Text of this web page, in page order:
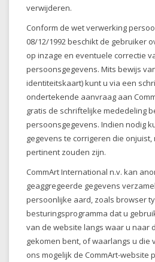
verwijderen.
Conform de wet verwerking
08/12/1992 beschikt de gebruiker
op inzage en eventuele correctie
persoonsgegevens. Mits bewijs
identiteitskaart) kunt u via een
ondertekende aanvraag aan
gratis de schriftelijke mededeling
persoonsgegevens. Indien nodig
gegevens te corrigeren die
pertinent zouden zijn.
CommArt International n.v. kan
geaggregeerde gegevens
persoonlijke aard, zoals browser
besturingsprogramma dat u
van de website langs waar u naar
gekomen bent, of waarlangs u die
ons mogelijk de CommArt-website